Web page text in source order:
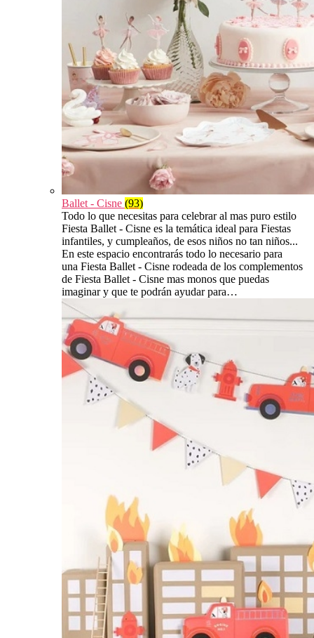
Ballet - Cisne (93)
Todo lo que necesitas para celebrar al mas puro estilo
Fiesta Ballet - Cisne es la temática ideal para Fiestas
infantiles, y cumpleaños, de esos niños no tan niños...
En este espacio encontrarás todo lo necesario para
una Fiesta Ballet - Cisne rodeada de los complementos
de Fiesta Ballet - Cisne mas monos que puedas
imaginar y que te podrán ayudar para…